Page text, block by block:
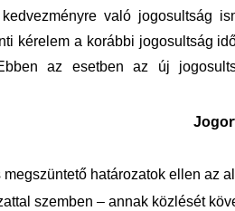
való jogosultság
kérelem a korábbi jogosultság
az esetben az új
megszüntető határozatok ellen az
szemben – annak közlését